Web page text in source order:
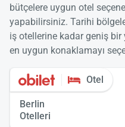
bütçelere uygun otel
yapabilirsiniz. Tarihi
iş otellerine kadar geniş
en uygun konaklamayı
Otel
Berlin
Otelleri